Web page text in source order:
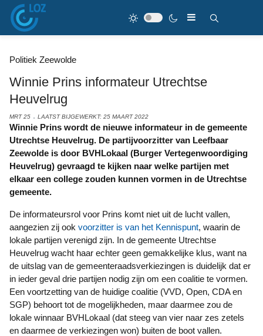
Politiek Zeewolde
Winnie Prins informateur Utrechtse
Heuvelrug
MRT 25 LAATST BIJGEWERKT: 25 MAART 2022
Winnie Prins wordt de nieuwe informateur in de gemeente
Utrechtse Heuvelrug. De partijvoorzitter van Leefbaar
Zeewolde is door BVHLokaal (Burger Vertegenwoordiging
Heuvelrug) gevraagd te kijken naar welke partijen met
elkaar een college zouden kunnen vormen in de Utrechtse
gemeente.
De informateursrol voor Prins komt niet uit de lucht vallen,
aangezien zij ook voorzitter is van het Kennispunt, waarin de
lokale partijen verenigd zijn. In de gemeente Utrechtse
Heuvelrug wacht haar echter geen gemakkelijke klus, want na
de uitslag van de gemeenteraadsverkiezingen is duidelijk dat er
in ieder geval drie partijen nodig zijn om een coalitie te vormen.
Een voortzetting van de huidige coalitie (VVD, Open, CDA en
SGP) behoort tot de mogelijkheden, maar daarmee zou de
lokale winnaar BVHLokaal (dat steeg van vier naar zes zetels
en daarmee de verkiezingen won) buiten de boot vallen.